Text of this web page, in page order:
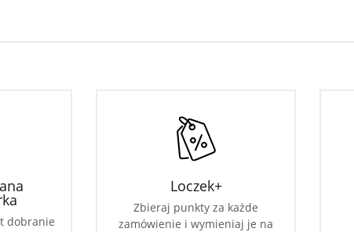
dobranie
Loczek+
Zbieraj punkty za każde
zamówienie i wymieniaj je na